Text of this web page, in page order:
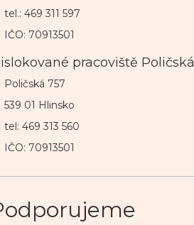
tel.: 469 311 597
IČO: 70913501
pracoviště Poličská
Poličská 757
539 01 Hlinsko
tel: 469 313 560
IČO: 70913501